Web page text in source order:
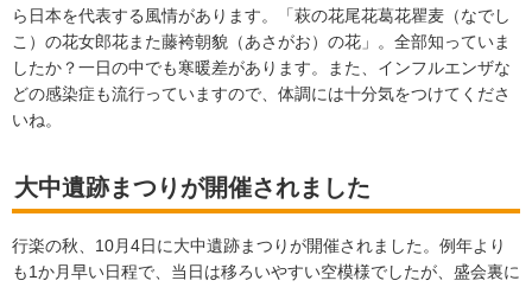
ら日本を代表する風情があります。「萩の花尾花葛花瞿麦（なでし
こ）の花女郎花また藤袴朝貌（あさがお）の花」。全部知っていま
したか？一日の中でも寒暖差があります。また、インフルエンザな
どの感染症も流行っていますので、体調には十分気をつけてくださ
いね。
大中遺跡まつりが開催されました
行楽の秋、10月4日に大中遺跡まつりが開催されました。例年より
も1か月早い日程で、当日は移ろいやすい空模様でしたが、盛会裏に